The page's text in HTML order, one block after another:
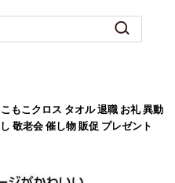
こもこクロス タオル 退職 お礼 異動
敬老会 催し物 販促 プレゼント